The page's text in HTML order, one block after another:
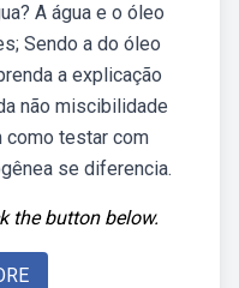
A água e o óleo
Sendo a do óleo
a explicação
não miscibilidade
como testar com
se diferencia.
the button below.